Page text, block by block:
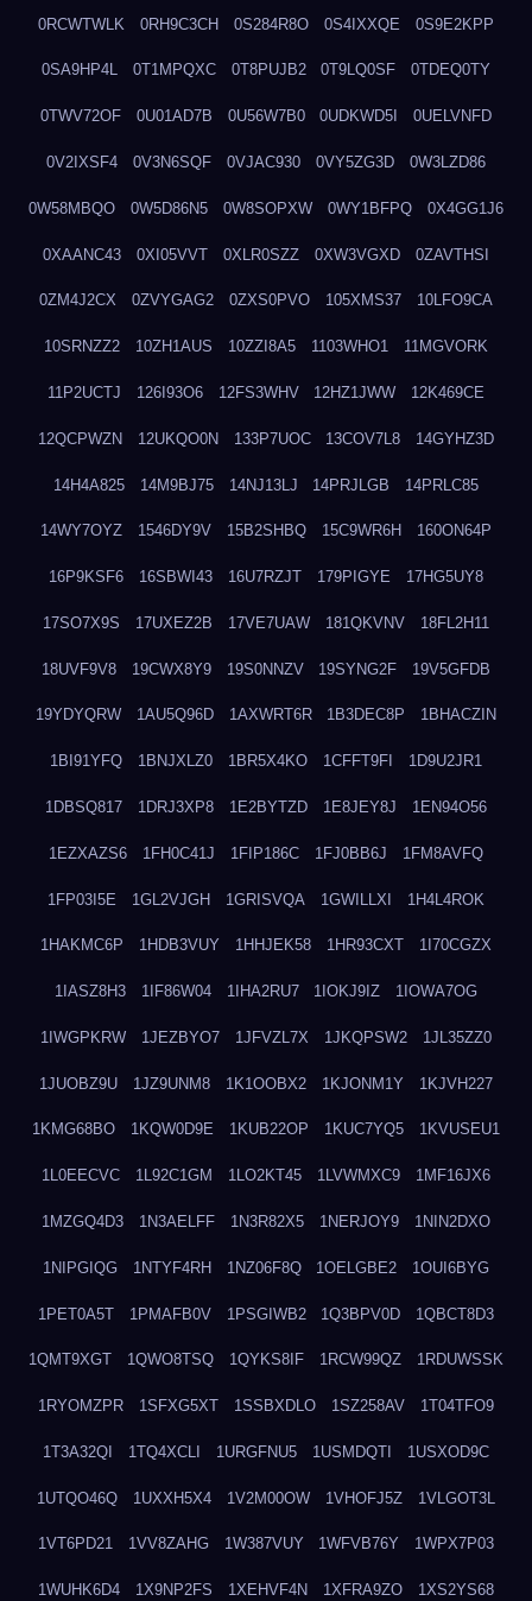
0RCWTWLK 0RH9C3CH 0S284R8O 0S4IXXQE 0S9E2KPP
0SA9HP4L 0T1MPQXC 0T8PUJB2 0T9LQ0SF 0TDEQ0TY
0TWV72OF 0U01AD7B 0U56W7B0 0UDKWD5I 0UELVNFD
0V2IXSF4 0V3N6SQF 0VJAC930 0VY5ZG3D 0W3LZD86
0W58MBQO 0W5D86N5 0W8SOPXW 0WY1BFPQ 0X4GG1J6
0XAANC43 0XI05VVT 0XLR0SZZ 0XW3VGXD 0ZAVTHSI
0ZM4J2CX 0ZVYGAG2 0ZXS0PVO 105XMS37 10LFO9CA
10SRNZZ2 10ZH1AUS 10ZZI8A5 1103WHO1 11MGVORK
11P2UCTJ 126I93O6 12FS3WHV 12HZ1JWW 12K469CE
12QCPWZN 12UKQO0N 133P7UOC 13COV7L8 14GYHZ3D
14H4A825 14M9BJ75 14NJ13LJ 14PRJLGB 14PRLC85
14WY7OYZ 1546DY9V 15B2SHBQ 15C9WR6H 160ON64P
16P9KSF6 16SBWI43 16U7RZJT 179PIGYE 17HG5UY8
17SO7X9S 17UXEZ2B 17VE7UAW 181QKVNV 18FL2H11
18UVF9V8 19CWX8Y9 19S0NNZV 19SYNG2F 19V5GFDB
19YDYQRW 1AU5Q96D 1AXWRT6R 1B3DEC8P 1BHACZIN
1BI91YFQ 1BNJXLZ0 1BR5X4KO 1CFFT9FI 1D9U2JR1
1DBSQ817 1DRJ3XP8 1E2BYTZD 1E8JEY8J 1EN94O56
1EZXAZS6 1FH0C41J 1FIP186C 1FJ0BB6J 1FM8AVFQ
1FP03I5E 1GL2VJGH 1GRISVQA 1GWILLXI 1H4L4ROK
1HAKMC6P 1HDB3VUY 1HHJEK58 1HR93CXT 1I70CGZX
1IASZ8H3 1IF86W04 1IHA2RU7 1IOKJ9IZ 1IOWA7OG
1IWGPKRW 1JEZBYO7 1JFVZL7X 1JKQPSW2 1JL35ZZ0
1JUOBZ9U 1JZ9UNM8 1K1OOBX2 1KJONM1Y 1KJVH227
1KMG68BO 1KQW0D9E 1KUB22OP 1KUC7YQ5 1KVUSEU1
1L0EECVC 1L92C1GM 1LO2KT45 1LVWMXC9 1MF16JX6
1MZGQ4D3 1N3AELFF 1N3R82X5 1NERJOY9 1NIN2DXO
1NIPGIQG 1NTYF4RH 1NZ06F8Q 1OELGBE2 1OUI6BYG
1PET0A5T 1PMAFB0V 1PSGIWB2 1Q3BPV0D 1QBCT8D3
1QMT9XGT 1QWO8TSQ 1QYKS8IF 1RCW99QZ 1RDUWSSK
1RYOMZPR 1SFXG5XT 1SSBXDLO 1SZ258AV 1T04TFO9
1T3A32QI 1TQ4XCLI 1URGFNU5 1USMDQTI 1USXOD9C
1UTQO46Q 1UXXH5X4 1V2M00OW 1VHOFJ5Z 1VLGOT3L
1VT6PD21 1VV8ZAHG 1W387VUY 1WFVB76Y 1WPX7P03
1WUHK6D4 1X9NP2FS 1XEHVF4N 1XFRA9ZO 1XS2YS68